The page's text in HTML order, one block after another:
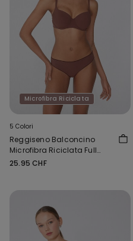
Microfibra Riciclata
5 Colori
Reggiseno Balconcino
Microfibra Riciclata Full
Coverage Prague
25.95 CHF